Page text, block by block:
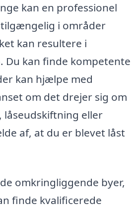
kan en professionel
i områder
kan resultere i
kan finde kompetente
kan hjælpe med
om det drejer sig om
eller
af, at du er blevet låst
omkringliggende byer,
finde kvalificerede